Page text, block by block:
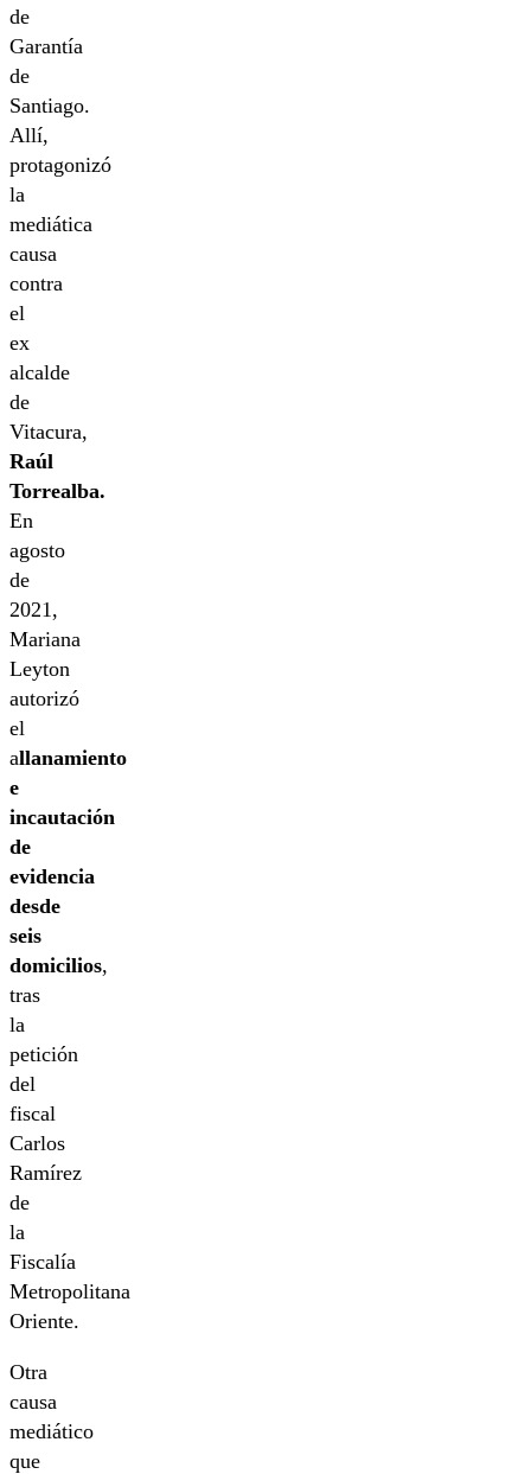
de
Garantía
de
Santiago.
Allí,
protagonizó
la
mediática
causa
contra
el
ex
alcalde
de
Vitacura,
Raúl
Torrealba.
En
agosto
de
2021,
Mariana
Leyton
autorizó
el
allanamiento
e
incautación
de
evidencia
desde
seis
domicilios,
tras
la
petición
del
fiscal
Carlos
Ramírez
de
la
Fiscalía
Metropolitana
Oriente.
Otra
causa
mediático
que